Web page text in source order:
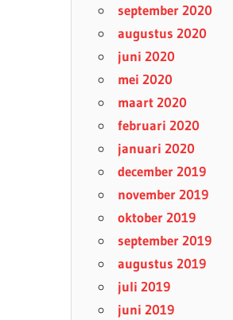
september 2020
augustus 2020
juni 2020
mei 2020
maart 2020
februari 2020
januari 2020
december 2019
november 2019
oktober 2019
september 2019
augustus 2019
juli 2019
juni 2019